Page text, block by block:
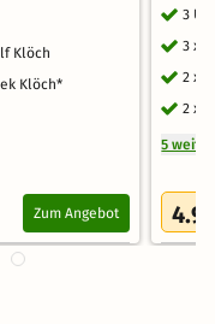
Klöch
Klöch*
Zum Angebot
3
3 x
2 x
2 x
5
4.9